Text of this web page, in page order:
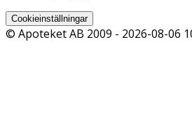
Cookieinställningar
© Apoteket AB 2009 - 2026-08-06